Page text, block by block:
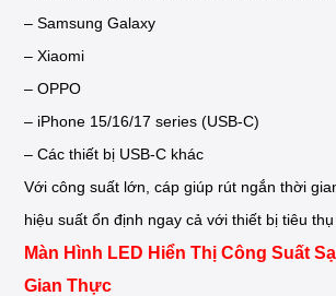
– Samsung Galaxy
– Xiaomi
– OPPO
– iPhone 15/16/17 series (USB-C)
– Các thiết bị USB-C khác
Với công suất lớn, cáp giúp rút ngắn thời
hiệu suất ổn định ngay cả với thiết bị tiêu thụ
Màn Hình LED Hiển Thị Công Suất
Gian Thực